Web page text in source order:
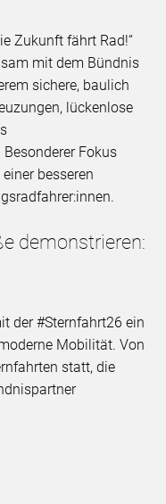
Zukunft fährt Rad!“
mit dem Bündnis
sichere, baulich
lückenlose
Fokus
besseren
demonstrieren:
der #Sternfahrt26 ein
Mobilität. Von
statt, die